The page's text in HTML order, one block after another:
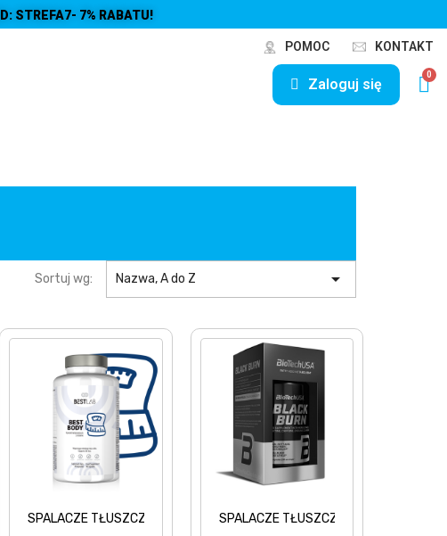
STREFA7- 7% RABATU!
POMOC KONTAKT
Zaloguj się
Sortuj wg: Nazwa, A do Z 
SPALACZE TŁUSZCZU SPALACZE TŁUSZCZU